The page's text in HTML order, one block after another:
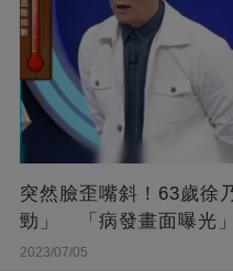
突然臉歪嘴斜！63歲徐
勁」 「病發畫面曝光
2023/07/05